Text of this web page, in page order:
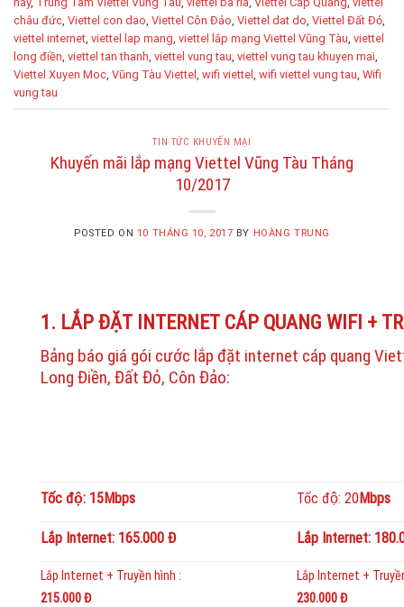
châu đức Viettel con dao Viettel Côn Đảo Viettel dat do Viettel Đất Đỏ
viettel internet viettel lap mang viettel lắp mạng Viettel Vũng Tàu viettel
long điền viettel tan thanh viettel vung tau viettel vung tau khuyen mai
Viettel Xuyen Moc Vũng Tàu Viettel wifi viettel wifi viettel vung tau Wifi
vung tau
TIN TỨC KHUYẾN MẠI
Khuyến mãi lắp mạng Viettel Vũng Tàu Tháng
10/2017
POSTED ON 10 THÁNG 10, 2017 BY HOÀNG TRUNG
1. LẮP ĐẶT INTERNET CÁP QUANG WIFI +
Bảng báo giá gói cước lắp đặt internet cáp quang
Long Điền, Đất Đỏ, Côn Đảo:
Tốc độ: 15Mbps Tốc độ: 20Mbps
Lắp Internet: 165.000 Đ Lắp Internet:
Lắp Internet + Truyền hình :
215.000 Đ
Lắp Internet +
230.000 Đ